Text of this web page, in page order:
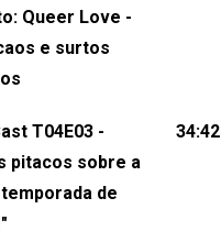
queer. Vem com a
os melhores
as maiores confusões e,
rir) sobre amor sáfico!Você
participar dessa
sugestões de
perguntas ou
Queer Love -
e surtos
T04E03 -
pitacos sobre a
de
34:42